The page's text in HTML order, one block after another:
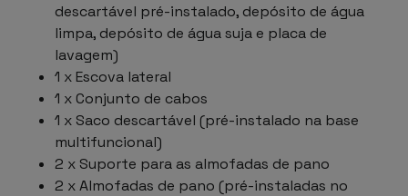
descartável pré-instalado, depósito de água
limpa, depósito de água suja e placa de
lavagem)
1 x Escova lateral
1 x Conjunto de cabos
1 x Saco descartável (pré-instalado na base
multifuncional)
2 x Suporte para as almofadas de pano
2 x Almofadas de pano (pré-instaladas no